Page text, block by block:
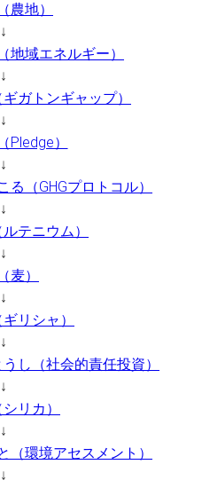
農地）
↓
地域エネルギー）
↓
ガトンギャップ）
↓
Pledge）
↓
（GHGプロトコル）
↓
テニウム）
↓
麦）
↓
リシャ）
↓
し（社会的責任投資）
↓
リカ）
↓
（環境アセスメント）
↓